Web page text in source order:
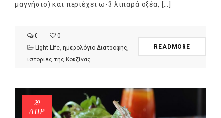
μαγνήσιο) και περιέχει ω-3 λιπαρά οξέα, […]
0
0
Light Life, ημερολόγιο Διατροφής,
ιστορίες της Κουζίνας
READMORE
29
ΑΠΡ